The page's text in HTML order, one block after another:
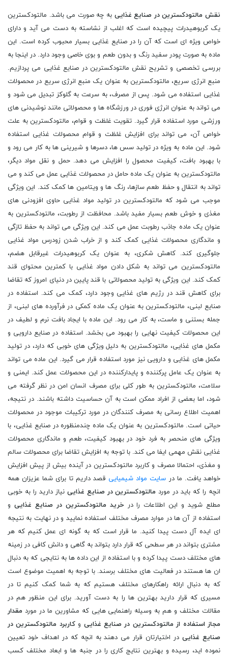
نقش مالتودکسترین در صنایع غذایی به چه صورت می باشد. مالتودکسترین
یک کربوهیدرات پیچیده است که اغلب از نشاسته به دست می آید و دارای
خواص ویژه ای است که آن را در صنایع غذایی بسیار محبوب کرده است. این
ماده به صورت پودر سفید رنگ و بدون طعم و بوی خاصی وجود دارد. در اینجا به
بررسی تخصصی و تشریح نقش مالتودکسترین در صنایع غذایی می پردازیم.
منبع انرژی سریع، مالتودکسترین به عنوان یک منبع انرژی سریع در محصولات
غذایی استفاده می شود. پس از مصرف، به سرعت به گلوکز تبدیل می شود و
می تواند به عنوان انرژی فوری در ورزشگاه ها و محصولاتی مانند نوشیدنی های
ورزشی مورد استفاده قرار گیرد. تقویت غلظت و قوام، مالتودکسترین به علت
خواص آن، می تواند برای افزایش غلظت و قوام محصولات غذایی استفاده
شود. این ماده به ویژه در تولید سس ها، دسرها و شیرینی ها به کار می رود و
با بهبود بافت، کیفیت محصول را افزایش می دهد. حمل و نقل مواد دیگر،
مالتودکسترین به عنوان یک ماده حامل در محصولات غذایی عمل می کند و می
تواند به انتقال و حفظ طعم سازها، رنگ ها و ویتامین ها کمک کند. این ویژگی
موجب می شود که مالتودکسترین در تولید مواد غذایی حاوی افزودنی های
مغذی و خوش طعم بسیار مفید باشد. محافظت از رطوبت، مالتودکسترین به
عنوان یک ماده جاذب رطوبت عمل می کند. این ویژگی می تواند به حفظ تازگی
و ماندگاری محصولات غذایی کمک کند و از خراب شدن زودرس مواد غذایی
جلوگیری کند. کاهش شکری، به عنوان یک کربوهیدرات غیرقابل هضم،
مالتودکسترین می تواند به شکل دادن مواد غذایی با کمترین محتوای قند
کمک کند. این ویژگی به تولید محصولاتی با قند پایین در دنیای امروز که تقاضا
برای کاهش قند در رژیم های غذایی وجود دارد، کمک می کند. استفاده در
صنایع لبنی، مالتودکسترین به عنوان یک ماده کمکی در فرآورده های لبنی، از
جمله بستنی و ماست، به کار می رود. این ماده با ایجاد بافت نرم و لطیف در
این محصولات کیفیت نهایی را بهبود می بخشد. استفاده در صنایع دارویی و
مکمل های غذایی، مالتودکسترین به دلیل ویژگی های خوبی که دارد، در تولید
مکمل های غذایی و دارویی نیز مورد استفاده قرار می گیرد. این ماده می تواند
به عنوان یک عامل پرکننده و پایدارکننده در این محصولات عمل کند. ایمنی و
سلامت، مالتودکسترین به طور کلی برای مصرف انسان امن در نظر گرفته می
شود، اما بعضی از افراد ممکن است به آن حساسیت داشته باشند. در نتیجه،
اهمیت اطلاع رسانی به مصرف کنندگان در مورد ترکیبات موجود در محصولات
حیاتی است. مالتودکسترین به عنوان یک ماده چندمنظوره در صنایع غذایی، با
ویژگی های منحصر به فرد خود در بهبود کیفیت، طعم و ماندگاری محصولات
غذایی نقش مهمی ایفا می کند. با توجه به افزایش تقاضا برای محصولات سالم
و مغذی، احتمالا مصرف و کاربرد مالتودکسترین در آینده بیش از پیش افزایش
خواهد یافت. ما در سایت مواد شیمیایی قصد داریم تا برای شما عزیزان همه
انچه را که باید در مورد مالتودکسترین در صنایع غذایی نیاز دارید را به خوبی
مطلع شوید و این اطلاعات را در خرید مالتودکسترین در صنایع غذایی و
استفاده از آن ها در موارد مصرف مختلف استفاده نمایید و در نهایت به نتیجه
ای ایده آل دست پیدا کنید. ما قرار است که به گونه ای عمل کنیم که هر
مشتری بتواند در هر سطحی که قرار دارد بتواند به گاهی و دانش کافی در زمینه
های مختلف دست پیدا کرده و با استفاده از این داده ها به نتایجی که به دنبال
ان ها هستند در فعالیت های مختلف برسند. با توجه به اهمیت موضوع است
که به دنبال ارائه راهکارهای مختلف هستیم که به شما کمک کنیم تا در
مسیری که قرار دارید بهترین ها را به دست آورید. برای این منظور هم در
مقالات مختلف و هم به وسیله راهنمایی هایی که مشاورین ما در مورد مقدار
مجاز استفاده از مالتودکسترین در صنایع غذایی وکاربرد مالتودکسترین در
صنایع غذاییدر اختیارتان قرار می دهند به انچه که در اهداف خود تعیین
نموده اید، رسیده و بهترین نتایج کاری را در جنبه ها و ابعاد مختلف کسب